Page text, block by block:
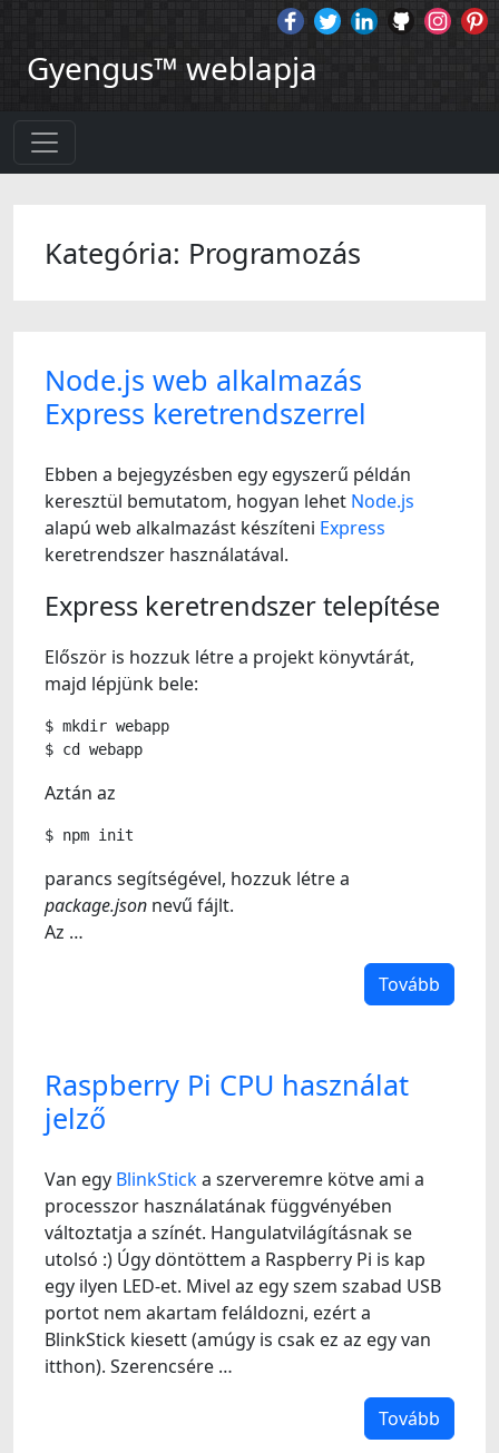
Gyengus™ weblapja
Kategória: Programozás
Node.js web alkalmazás
Express keretrendszerrel
Ebben a bejegyzésben egy egyszerű példán
keresztül bemutatom, hogyan lehet Node.js
alapú web alkalmazást készíteni Express
keretrendszer használatával.
Express keretrendszer telepítése
Először is hozzuk létre a projekt könyvtárát,
majd lépjünk bele:
$ mkdir webapp
$ cd
Aztán az
$ npm
parancs segítségével, hozzuk létre a
package.json nevű fájlt.
Az …
Tovább
Raspberry Pi CPU használat
jelző
Van egy BlinkSticka szerveremre kötve ami a
processzor használatának függvényében
változtatja a színét. Hangulatvilágításnak se
utolsó :) Úgy döntöttem a Raspberry Pi is kap
egy ilyen LED-et. Mivel az egy szem szabad USB
portot nem akartam feláldozni, ezért a
BlinkStick kiesett (amúgy is csak ez az egy van
itthon). Szerencsére …
Tovább